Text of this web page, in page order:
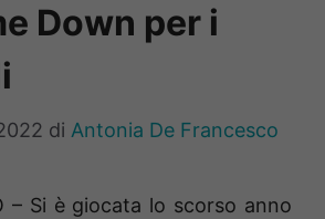
Down per i
di Antonia De Francesco
– Si è giocata lo scorso anno